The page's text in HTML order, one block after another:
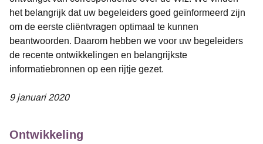
het belangrijk dat uw begeleiders goed geïnformeerd zijn
om de eerste cliëntvragen optimaal te kunnen
beantwoorden. Daarom hebben we voor uw begeleiders
de recente ontwikkelingen en belangrijkste
informatiebronnen op een rijtje gezet.
9 januari 2020
Ontwikkeling